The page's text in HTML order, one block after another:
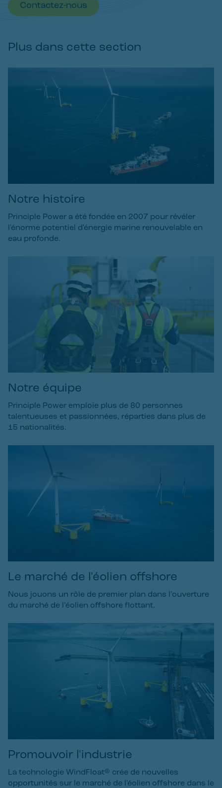
Contactez-nous
Plus dans cette section
Notre histoire
Principle Power a été fondée en 2007 pour révéler
l'énorme potentiel d'énergie marine renouvelable en
eau profonde.
Notre équipe
Principle Power emploie plus de 80 personnes
talentueuses et passionnées, réparties dans plus de
15 nationalités.
Le marché de l'éolien offshore
Nous jouons un rôle de premier plan dans l’ouverture
du marché de l’éolien offshore flottant.
Promouvoir l'industrie
La technologie WindFloat® crée de nouvelles
opportunités sur le marché de l'éolien offshore dans le